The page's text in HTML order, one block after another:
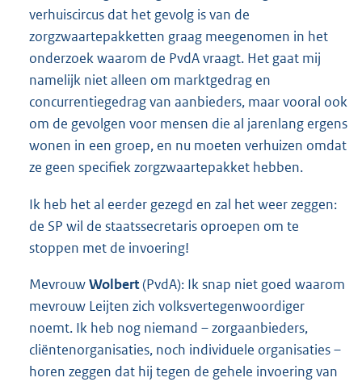
verhuiscircus dat het gevolg is van de
zorgzwaartepakketten graag meegenomen in het
onderzoek waarom de PvdA vraagt. Het gaat mij
namelijk niet alleen om marktgedrag en
concurrentiegedrag van aanbieders, maar vooral ook
om de gevolgen voor mensen die al jarenlang ergens
wonen in een groep, en nu moeten verhuizen omdat
ze geen specifiek zorgzwaartepakket hebben.
Ik heb het al eerder gezegd en zal het weer zeggen:
de SP wil de staatssecretaris oproepen om te
stoppen met de invoering!
MevrouwWolbert(PvdA): Ik snap niet goed waarom
mevrouw Leijten zich volksvertegenwoordiger
noemt. Ik heb nog niemand – zorgaanbieders,
cliëntenorganisaties, noch individuele organisaties –
horen zeggen dat hij tegen de gehele invoering van